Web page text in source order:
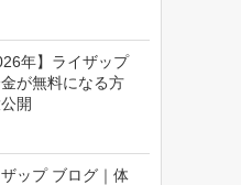
年】ライザップ
金が無料になる方
開
ップ ブログ｜体